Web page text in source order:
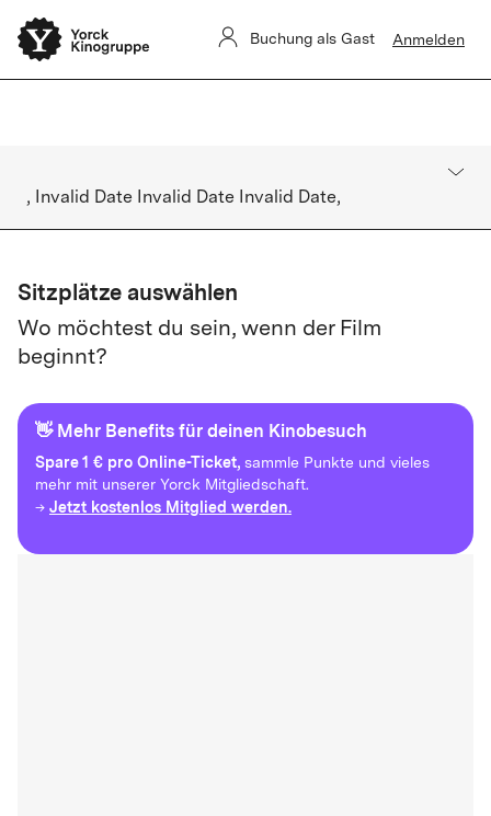
Yorck Unlimited-Aboverwaltung ist derzeit eingeschränkt.
Buchungen sind nicht betroffen.
Buchung als Gast Anmelden
, Invalid Date Invalid Date Invalid Date,
Sitzplätze auswählen
Wo möchtest du sein, wenn der Film
beginnt?
👋 Mehr Benefits für deinen Kinobesuch
Spare1 € pro Online-Ticket, sammle Punkte und vieles
mehr mit unserer Yorck Mitgliedschaft.
→ Jetzt kostenlos Mitglied werden.